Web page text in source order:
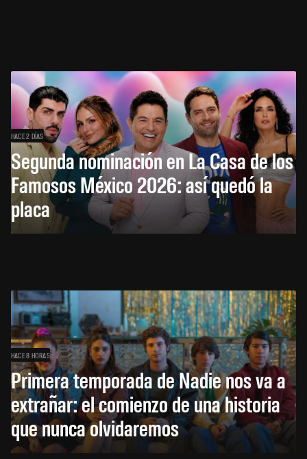
HACE 2 DÍAS
Segunda nominación en La Casa de los
Famosos México 2026: así quedó la
placa
HACE 8 HORAS
Primera temporada de Nadie nos va a
extrañar: el comienzo de una historia
que nunca olvidaremos